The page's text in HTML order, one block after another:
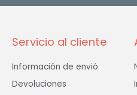
Servicio al cliente
Información de envió
Devoluciones